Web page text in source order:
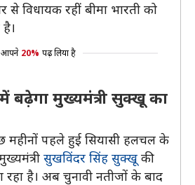
से विधायक रहीं बीमा भारती को
आपने 20% पढ़ लिया है
बढ़ेगा मुख्यमंत्री सुक्खू का
महीनों पहले हुई सियासी हलचल के
सुखविंदर सिंह सुक्खू की
रहा है। अब चुनावी नतीजों के बाद